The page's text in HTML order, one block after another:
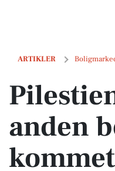
ARTIKLER
Pilestien 267 og 1
anden